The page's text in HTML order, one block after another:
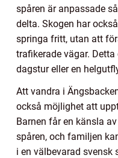
spåren är anpassade
delta. Skogen har
springa fritt, utan att
trafikerade vägar.
dagstur eller en
Att vandra i
också möjlighet att
Barnen får en känsla
spåren, och familjen
i en välbevarad svensk